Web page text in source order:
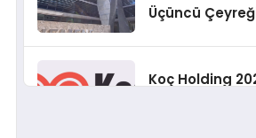
Üçüncü
Beklentisi
Koç Holding